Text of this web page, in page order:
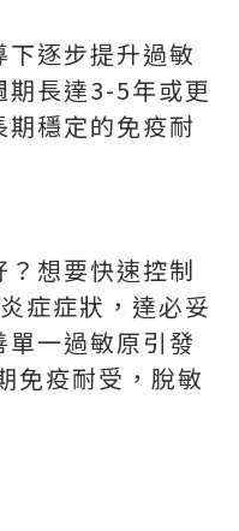
逐步提升過敏
期長達3-5年或更
穩定的免疫耐
想要快速控制
症症狀，達必妥
一過敏原引發
免疫耐受，脫敏